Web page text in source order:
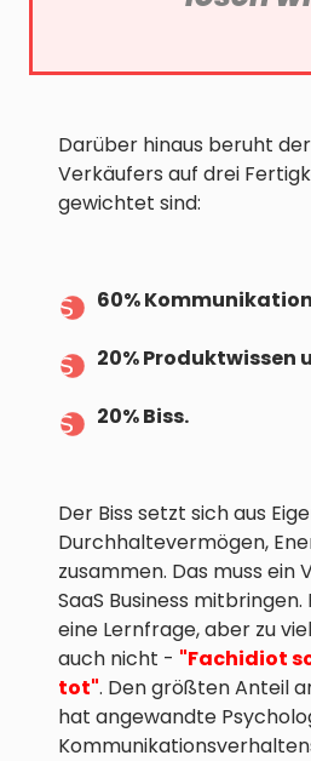
Darüber hinaus beruht
Verkäufers auf drei
gewichtet sind:
60%
20% Produktwissen
20% Biss.
Der Biss setzt sich aus
Durchhaltevermögen,
zusammen. Das muss ein
SaaS Business
eine Lernfrage, aber zu
auch nicht - "Fachidiot
tot". Den größten Anteil
hat angewandte